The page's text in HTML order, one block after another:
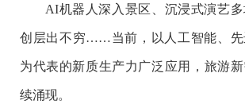
AI机器人深入景区、沉浸式演艺
创层出不穷……当前，以人工智能、先
为代表的新质生产力广泛应用，旅游
续涌现。